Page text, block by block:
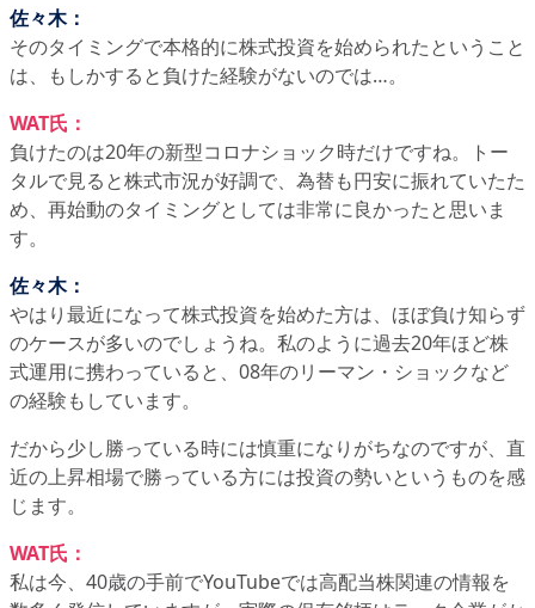
佐々木：
そのタイミングで本格的に株式投資を始められたということ
は、もしかすると負けた経験がないのでは…。
WAT氏：
負けたのは20年の新型コロナショック時だけですね。トー
タルで見ると株式市況が好調で、為替も円安に振れていたた
め、再始動のタイミングとしては非常に良かったと思いま
す。
佐々木：
やはり最近になって株式投資を始めた方は、ほぼ負け知らず
のケースが多いのでしょうね。私のように過去20年ほど株
式運用に携わっていると、08年のリーマン・ショックなど
の経験もしています。
だから少し勝っている時には慎重になりがちなのですが、直
近の上昇相場で勝っている方には投資の勢いというものを感
じます。
WAT氏：
私は今、40歳の手前でYouTubeでは高配当株関連の情報を